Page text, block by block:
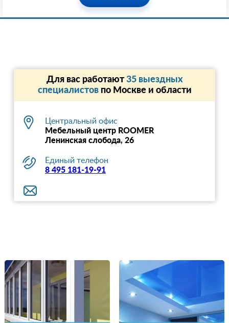
Для вас работают35 выездных
специалистовпо Москве и области
Центральный офис
Мебельный центр ROOMER
Ленинская слобода, 26
Единый телефон
8 495 181-19-91